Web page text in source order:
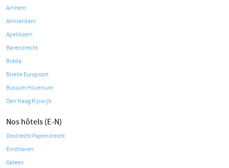
Arnhem
Amsterdam
Apeldoorn
Barendrecht
Breda
Brielle Europoort
Bussum Hilversum
Den Haag Rijswijk
Nos hôtels (E-N)
Dordrecht Papendrecht
Eindhoven
Geleen